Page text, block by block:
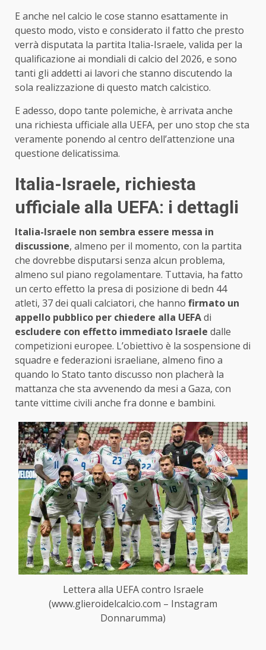
E anche nel calcio le cose stanno esattamente in
questo modo, visto e considerato il fatto che presto
verrà disputata la partita Italia-Israele, valida per la
qualificazione ai mondiali di calcio del 2026, e sono
tanti gli addetti ai lavori che stanno discutendo la
sola realizzazione di questo match calcistico.
E adesso, dopo tante polemiche, è arrivata anche
una richiesta ufficiale alla UEFA, per uno stop che sta
veramente ponendo al centro dell’attenzione una
questione delicatissima.
Italia-Israele, richiesta
ufficiale alla UEFA: i dettagli
Italia-Israele non sembra essere messa in
discussione, almeno per il momento, con la partita
che dovrebbe disputarsi senza alcun problema,
almeno sul piano regolamentare. Tuttavia, ha fatto
un certo effetto la presa di posizione di bedn 44
atleti, 37 dei quali calciatori, che hanno firmato un
appello pubblico per chiedere alla UEFAdi
escludere con effetto immediato Israele dalle
competizioni europee. L’obiettivo è la sospensione di
squadre e federazioni israeliane, almeno fino a
quando lo Stato tanto discusso non placherà la
mattanza che sta avvenendo da mesi a Gaza, con
tante vittime civili anche fra donne e bambini.
Lettera alla UEFA contro Israele
(www.glieroidelcalcio.com – Instagram
Donnarumma)